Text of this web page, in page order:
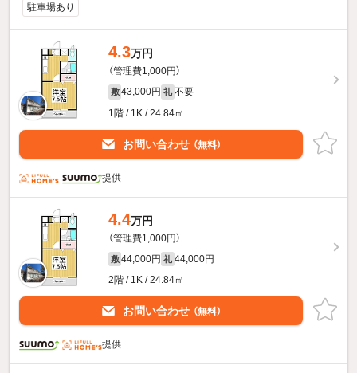
駐車場あり
4.3万円
（管理費1,000円）
敷 43,000円 礼 不要
1階 / 1K / 24.84㎡
お問い合わせ （無料）
提供
4.4万円
（管理費1,000円）
敷 44,000円 礼 44,000円
2階 / 1K / 24.84㎡
お問い合わせ （無料）
提供